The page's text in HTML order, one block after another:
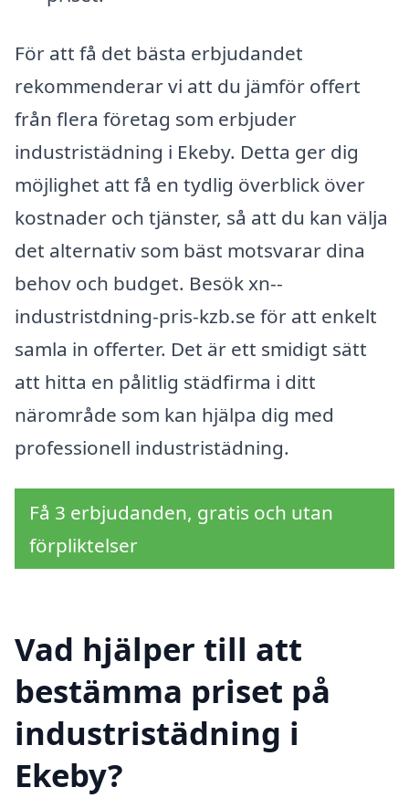
För att få det bästa erbjudandet
rekommenderar vi att du jämför offert
från flera företag som erbjuder
industristädning i Ekeby. Detta ger dig
möjlighet att få en tydlig överblick över
kostnader och tjänster, så att du kan välja
det alternativ som bäst motsvarar dina
behov och budget. Besök xn--
industristdning-pris-kzb.se för att enkelt
samla in offerter. Det är ett smidigt sätt
att hitta en pålitlig städfirma i ditt
närområde som kan hjälpa dig med
professionell industristädning.
Få 3 erbjudanden, gratis och utan
förpliktelser
Vad hjälper till att
bestämma priset på
industristädning i
Ekeby?